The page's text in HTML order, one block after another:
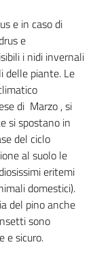
e in caso di
e
i nidi invernali
delle piante. Le
di Marzo , si
si spostano in
del ciclo
al suolo le
eritemi
domestici).
del pino anche
sono
e sicuro.